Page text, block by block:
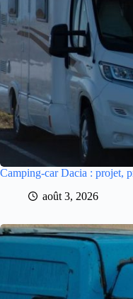
Camping-car Dacia : projet,
août 3, 2026